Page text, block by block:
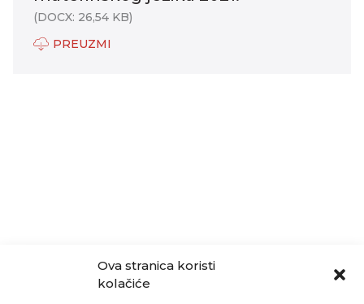
Ova stranica koristi
kolačiće
(DOCX: 26,54 KB)
PREUZMI